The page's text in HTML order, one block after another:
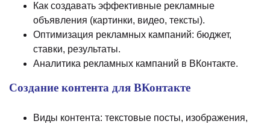
Как создавать эффективные рекламные
объявления (картинки, видео, тексты).
Оптимизация рекламных кампаний: бюджет,
ставки, результаты.
Аналитика рекламных кампаний в ВКонтакте.
Создание контента для ВКонтакте
Виды контента: текстовые посты, изображения,